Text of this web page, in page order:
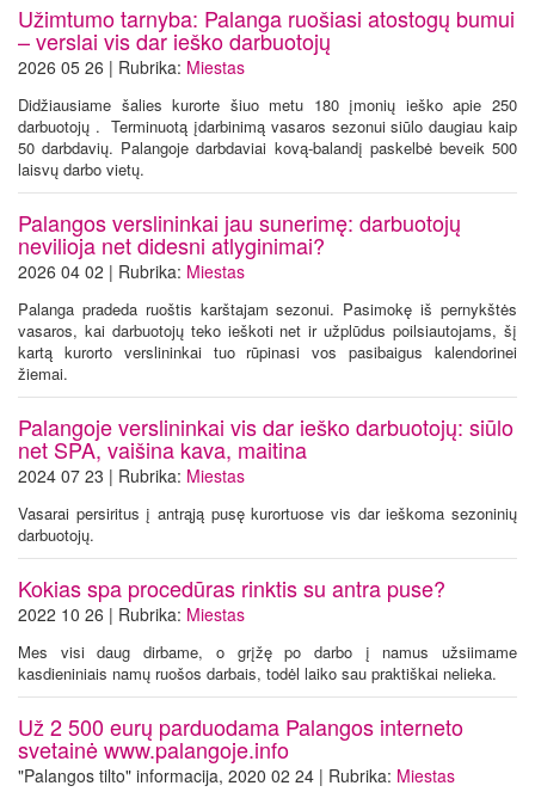
Užimtumo tarnyba: Palanga ruošiasi atostogų bumui
– verslai vis dar ieško darbuotojų
2026 05 26 | Rubrika: Miestas
Didžiausiame šalies kurorte šiuo metu 180 įmonių ieško apie 250
darbuotojų . Terminuotą įdarbinimą vasaros sezonui siūlo daugiau kaip
50 darbdavių. Palangoje darbdaviai kovą-balandį paskelbė beveik 500
laisvų darbo vietų.
Palangos verslininkai jau sunerimę: darbuotojų
nevilioja net didesni atlyginimai?
2026 04 02 | Rubrika: Miestas
Palanga pradeda ruoštis karštajam sezonui. Pasimokę iš pernykštės
vasaros, kai darbuotojų teko ieškoti net ir užplūdus poilsiautojams, šį
kartą kurorto verslininkai tuo rūpinasi vos pasibaigus kalendorinei
žiemai.
Palangoje verslininkai vis dar ieško darbuotojų: siūlo
net SPA, vaišina kava, maitina
2024 07 23 | Rubrika: Miestas
Vasarai persiritus į antrąją pusę kurortuose vis dar ieškoma sezoninių
darbuotojų.
Kokias spa procedūras rinktis su antra puse?
2022 10 26 | Rubrika: Miestas
Mes visi daug dirbame, o grįžę po darbo į namus užsiimame
kasdieniniais namų ruošos darbais, todėl laiko sau praktiškai nelieka.
Už 2 500 eurų parduodama Palangos interneto
svetainė www.palangoje.info
"Palangos tilto" informacija, 2020 02 24 | Rubrika: Miestas